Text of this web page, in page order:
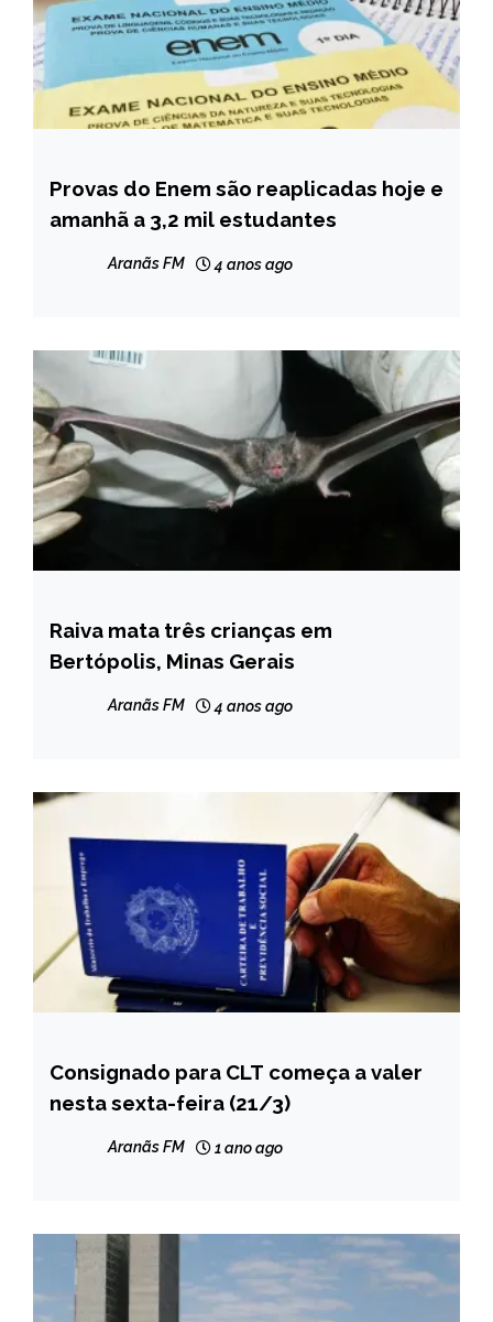
BRASIL
NOTÍCIAS
Provas do Enem são reaplicadas hoje e
amanhã a 3,2 mil estudantes
Aranãs FM 4 anos ago
MINAS
GERAIS
NOTÍCIAS
Raiva mata três crianças em
Bertópolis, Minas Gerais
Aranãs FM 4 anos ago
BRASIL
NOTÍCIAS
Consignado para CLT começa a valer
nesta sexta-feira (21/3)
Aranãs FM 1 ano ago